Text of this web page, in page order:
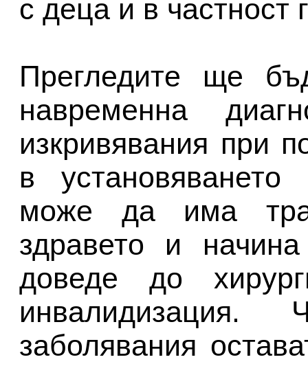
с деца и в частност
Прегледите ще
навременна
изкривявания при
в
може да има
здравето и
доведе до
инвалидизация.
заболявания